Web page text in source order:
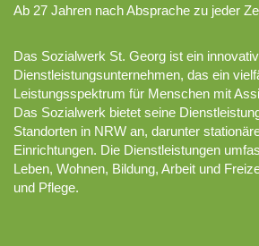
Ab 27 Jahren nach Absprache zu jeder
Das Sozialwerk St. Georg ist ein
Dienstleistungsunternehmen, das ein
Leistungsspektrum für Menschen mit
Das Sozialwerk bietet seine
Standorten in NRW an, darunter
Einrichtungen. Die Dienstleistungen
Leben, Wohnen, Bildung, Arbeit und
und Pflege.